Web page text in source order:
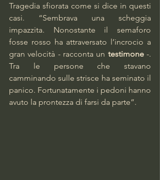
Tragedia sfiorata come si dice in questi
casi. “Sembrava una scheggia
impazzita. Nonostante il semaforo
fosse rosso ha attraversato l’incrocio a
gran velocità - racconta un testimone -.
Tra le persone che stavano
camminando sulle strisce ha seminato il
panico. Fortunatamente i pedoni hanno
avuto la prontezza di farsi da parte”.